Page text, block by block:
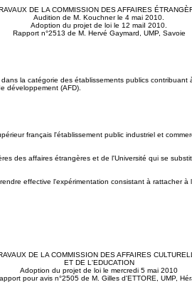
DE LA COMMISSION DES AFFAIRES
Audition de M. Kouchner le 4 mai 2010.
Adoption du projet de loi le 12 maiI 2010.
Rapport n°2513 de M. Hervé Gaymard, UMP, Savoie
la catégorie des établissements publics
développement (AFD).
français l'établissement public industriel et
des affaires étrangères et de l'Université qui se
effective l'expérimentation consistant à rattacher
DE LA COMMISSION DES AFFAIRES
ET DE L'EDUCATION
Adoption du projet de loi le mercredi 5 mai 2010
pour avis n°2505 de M. Gilles d'ETTORE, UMP,